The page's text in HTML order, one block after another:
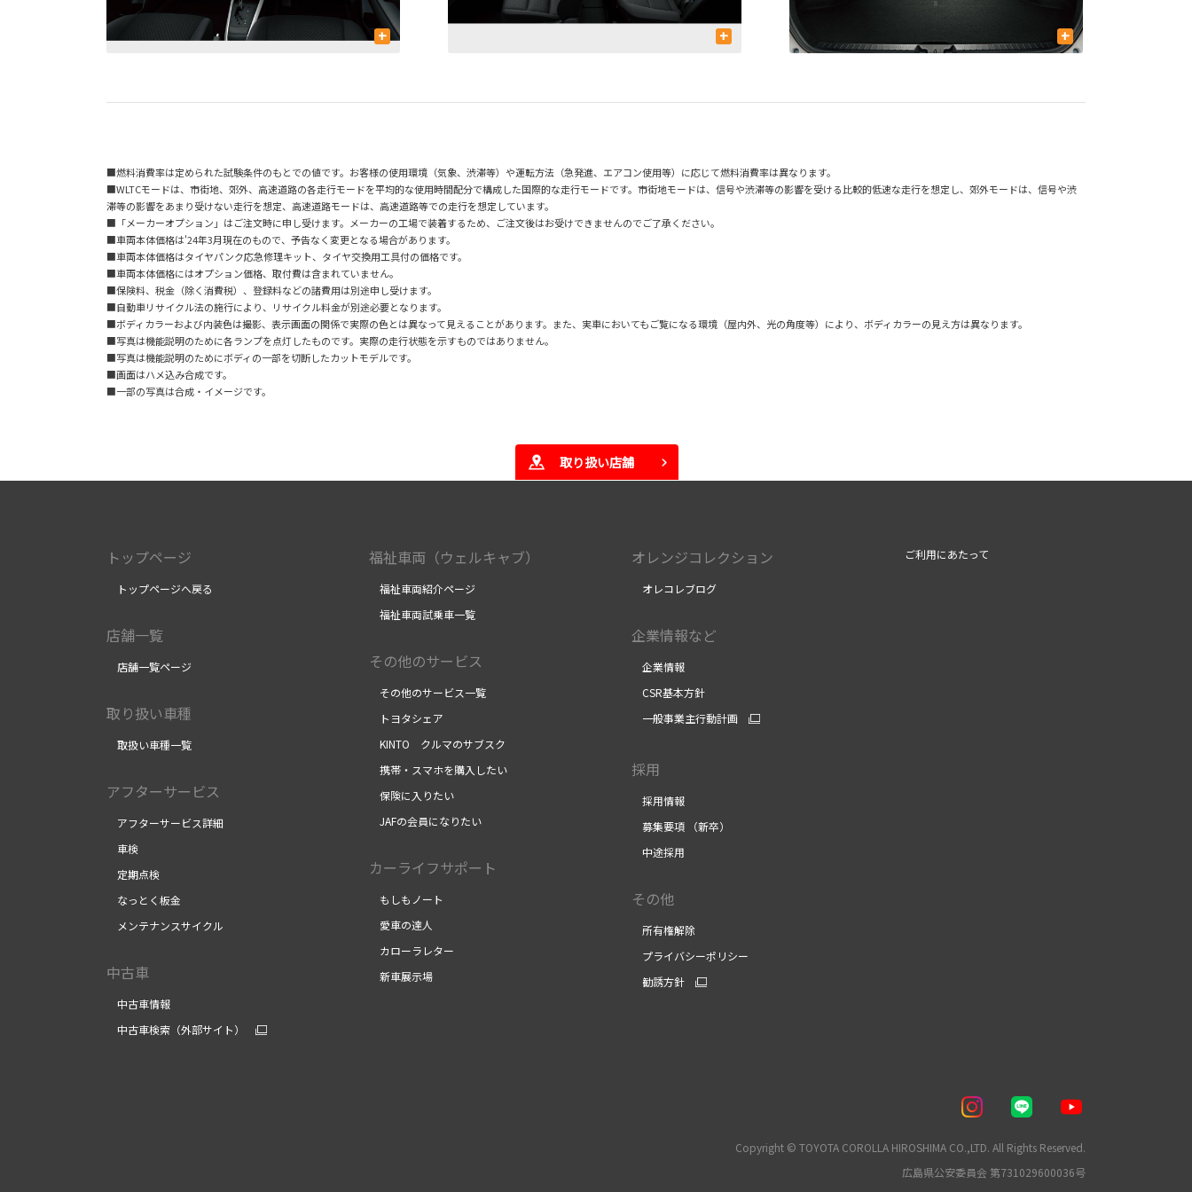
+ + +
■燃料消費率は定められた試験条件のもとでの値です。お客様の使用環境（気象、渋滞等）や運転方法（急発進、エアコン使用等）に応じて燃料消費率は異なります。
■WLTCモードは、市街地、郊外、高速道路の各走行モードを平均的な使用時間配分で構成した国際的な走行モードです。市街地モードは、信号や渋滞等の影響を受ける比較的低速な走行を想定し、郊外モードは、信号や渋
滞等の影響をあまり受けない走行を想定、高速道路モードは、高速道路等での走行を想定しています。
■「メーカーオプション」はご注文時に申し受けます。メーカーの工場で装着するため、ご注文後はお受けできませんのでご了承ください。
■車両本体価格は'24年3月現在のもので、予告なく変更となる場合があります。
■車両本体価格はタイヤパンク応急修理キット、タイヤ交換用工具付の価格です。
■車両本体価格にはオプション価格、取付費は含まれていません。
■保険料、税金（除く消費税）、登録料などの諸費用は別途申し受けます。
■自動車リサイクル法の施行により、リサイクル料金が別途必要となります。
■ボディカラーおよび内装色は撮影、表示画面の関係で実際の色とは異なって見えることがあります。また、実車においてもご覧になる環境（屋内外、光の角度等）により、ボディカラーの見え方は異なります。
■写真は機能説明のために各ランプを点灯したものです。実際の走行状態を示すものではありません。
■写真は機能説明のためにボディの一部を切断したカットモデルです。
■画面はハメ込み合成です。
■一部の写真は合成・イメージです。
取り扱い店舗
トップページ
トップページへ戻る
店舗一覧
店舗一覧ページ
取り扱い車種
取扱い車種一覧
アフターサービス
アフターサービス詳細
車検
定期点検
なっとく板金
メンテナンスサイクル
中古車
中古車情報
中古車検索（外部サイト）
福祉車両（ウェルキャブ）
福祉車両紹介ページ
福祉車両試乗車一覧
その他のサービス
その他のサービス一覧
トヨタシェア
KINTO クルマのサブスク
携帯・スマホを購入したい
保険に入りたい
JAFの会員になりたい
カーライフサポート
もしもノート
愛車の達人
カローラレター
新車展示場
オレンジコレクション
オレコレブログ
企業情報など
企業情報
CSR基本方針
一般事業主行動計画
採用
採用情報
募集要項 （新卒）
中途採用
その他
所有権解除
プライバシーポリシー
勧誘方針
ご利用にあたって
Copyright © TOYOTA COROLLA HIROSHIMA CO.,LTD. All Rights Reserved.
広島県公安委員会 第731029600036号